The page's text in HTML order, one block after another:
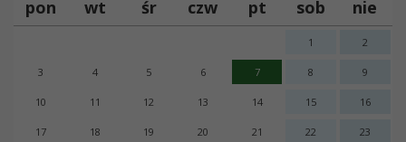
pon wt śr czw pt sob nie
1 2
3 4 5 6 7 8 9
10 11 12 13 14 15 16
17 18 19 20 21 22 23